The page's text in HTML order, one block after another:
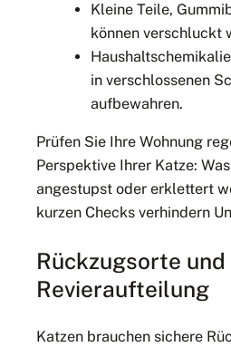
Kleine Teile,
können verschluckt
in verschlossenen
aufbewahren.
Prüfen Sie Ihre Wohnung
Perspektive Ihrer Katze:
angestupst oder erklettert
kurzen Checks verhindern
Rückzugsorte und
Revieraufteilung
Katzen brauchen sichere